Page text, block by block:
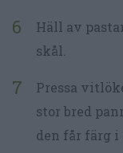
Häll av
skål.
Pressa
stor bred
den får färg